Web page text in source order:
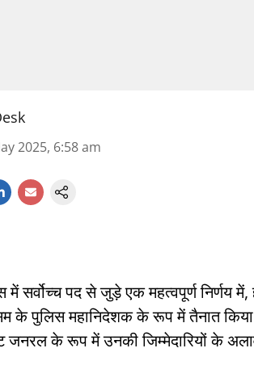
2025, 6:58 am
सर्वोच्च पद से जुड़े एक महत्वपूर्ण निर्णय
के पुलिस महानिदेशक के रूप में तैनात किया
जनरल के रूप में उनकी जिम्मेदारियों के